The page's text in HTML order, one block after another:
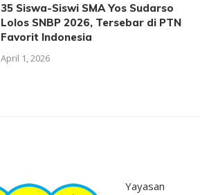
35 Siswa-Siswi SMA Yos Sudarso
Lolos SNBP 2026, Tersebar di PTN
Favorit Indonesia
April 1, 2026
Yayasan